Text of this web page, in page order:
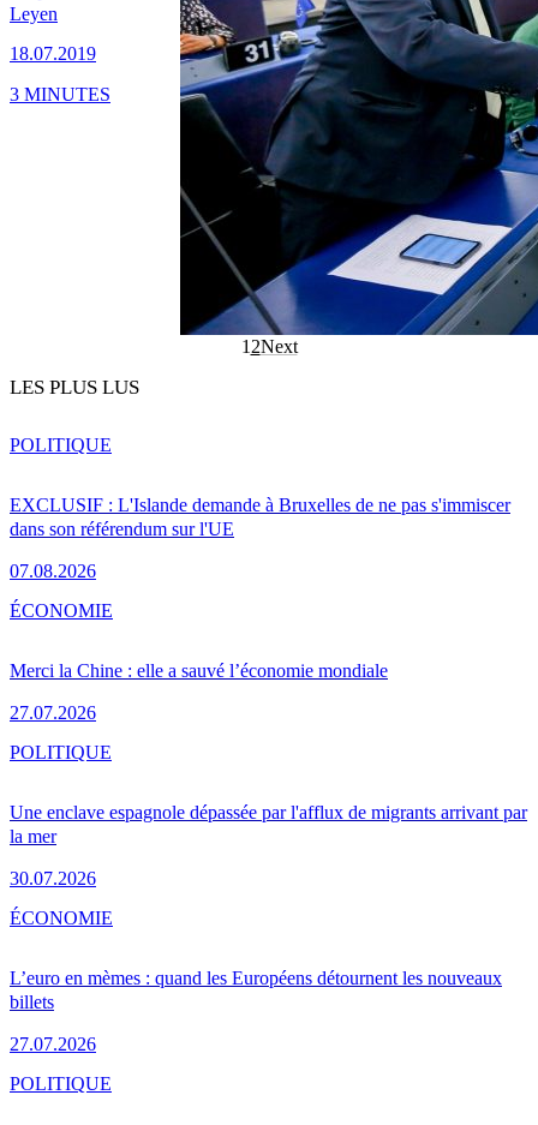
Leyen
18.07.2019
3 MINUTES
1 2Next
LES PLUS LUS
EXCLUSIF : L'Islande demande à Bruxelles de ne pas s'immiscer
dans son référendum sur l'UE
07.08.2026
POLITIQUE
Merci la Chine : elle a sauvé l’économie mondiale
27.07.2026
ÉCONOMIE
Une enclave espagnole dépassée par l'afflux de migrants arrivant par
la mer
30.07.2026
POLITIQUE
L’euro en mèmes : quand les Européens détournent les nouveaux
billets
27.07.2026
ÉCONOMIE
POLITIQUE